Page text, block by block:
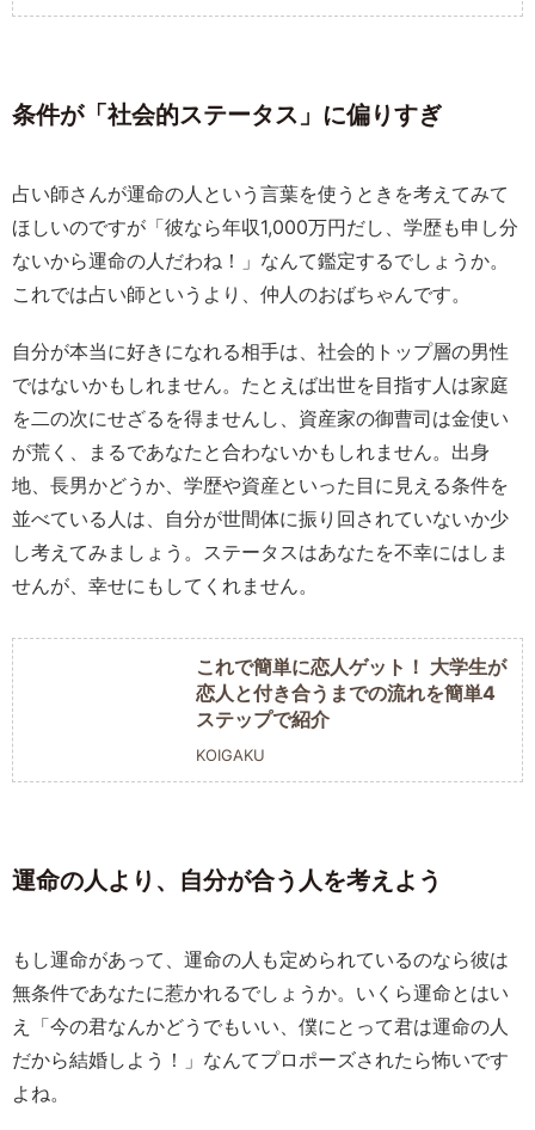
条件が「社会的ステータス」に偏りすぎ
占い師さんが運命の人という言葉を使うときを考えてみて
ほしいのですが「彼なら年収1,000万円だし、学歴も申し分
ないから運命の人だわね！」なんて鑑定するでしょうか。
これでは占い師というより、仲人のおばちゃんです。
自分が本当に好きになれる相手は、社会的トップ層の男性
ではないかもしれません。たとえば出世を目指す人は家庭
を二の次にせざるを得ませんし、資産家の御曹司は金使い
が荒く、まるであなたと合わないかもしれません。出身
地、長男かどうか、学歴や資産といった目に見える条件を
並べている人は、自分が世間体に振り回されていないか少
し考えてみましょう。ステータスはあなたを不幸にはしま
せんが、幸せにもしてくれません。
これで簡単に恋人ゲット！ 大学生が
恋人と付き合うまでの流れを簡単4
ステップで紹介
KOIGAKU
運命の人より、自分が合う人を考えよう
もし運命があって、運命の人も定められているのなら彼は
無条件であなたに惹かれるでしょうか。いくら運命とはい
え「今の君なんかどうでもいい、僕にとって君は運命の人
だから結婚しよう！」なんてプロポーズされたら怖いです
よね。